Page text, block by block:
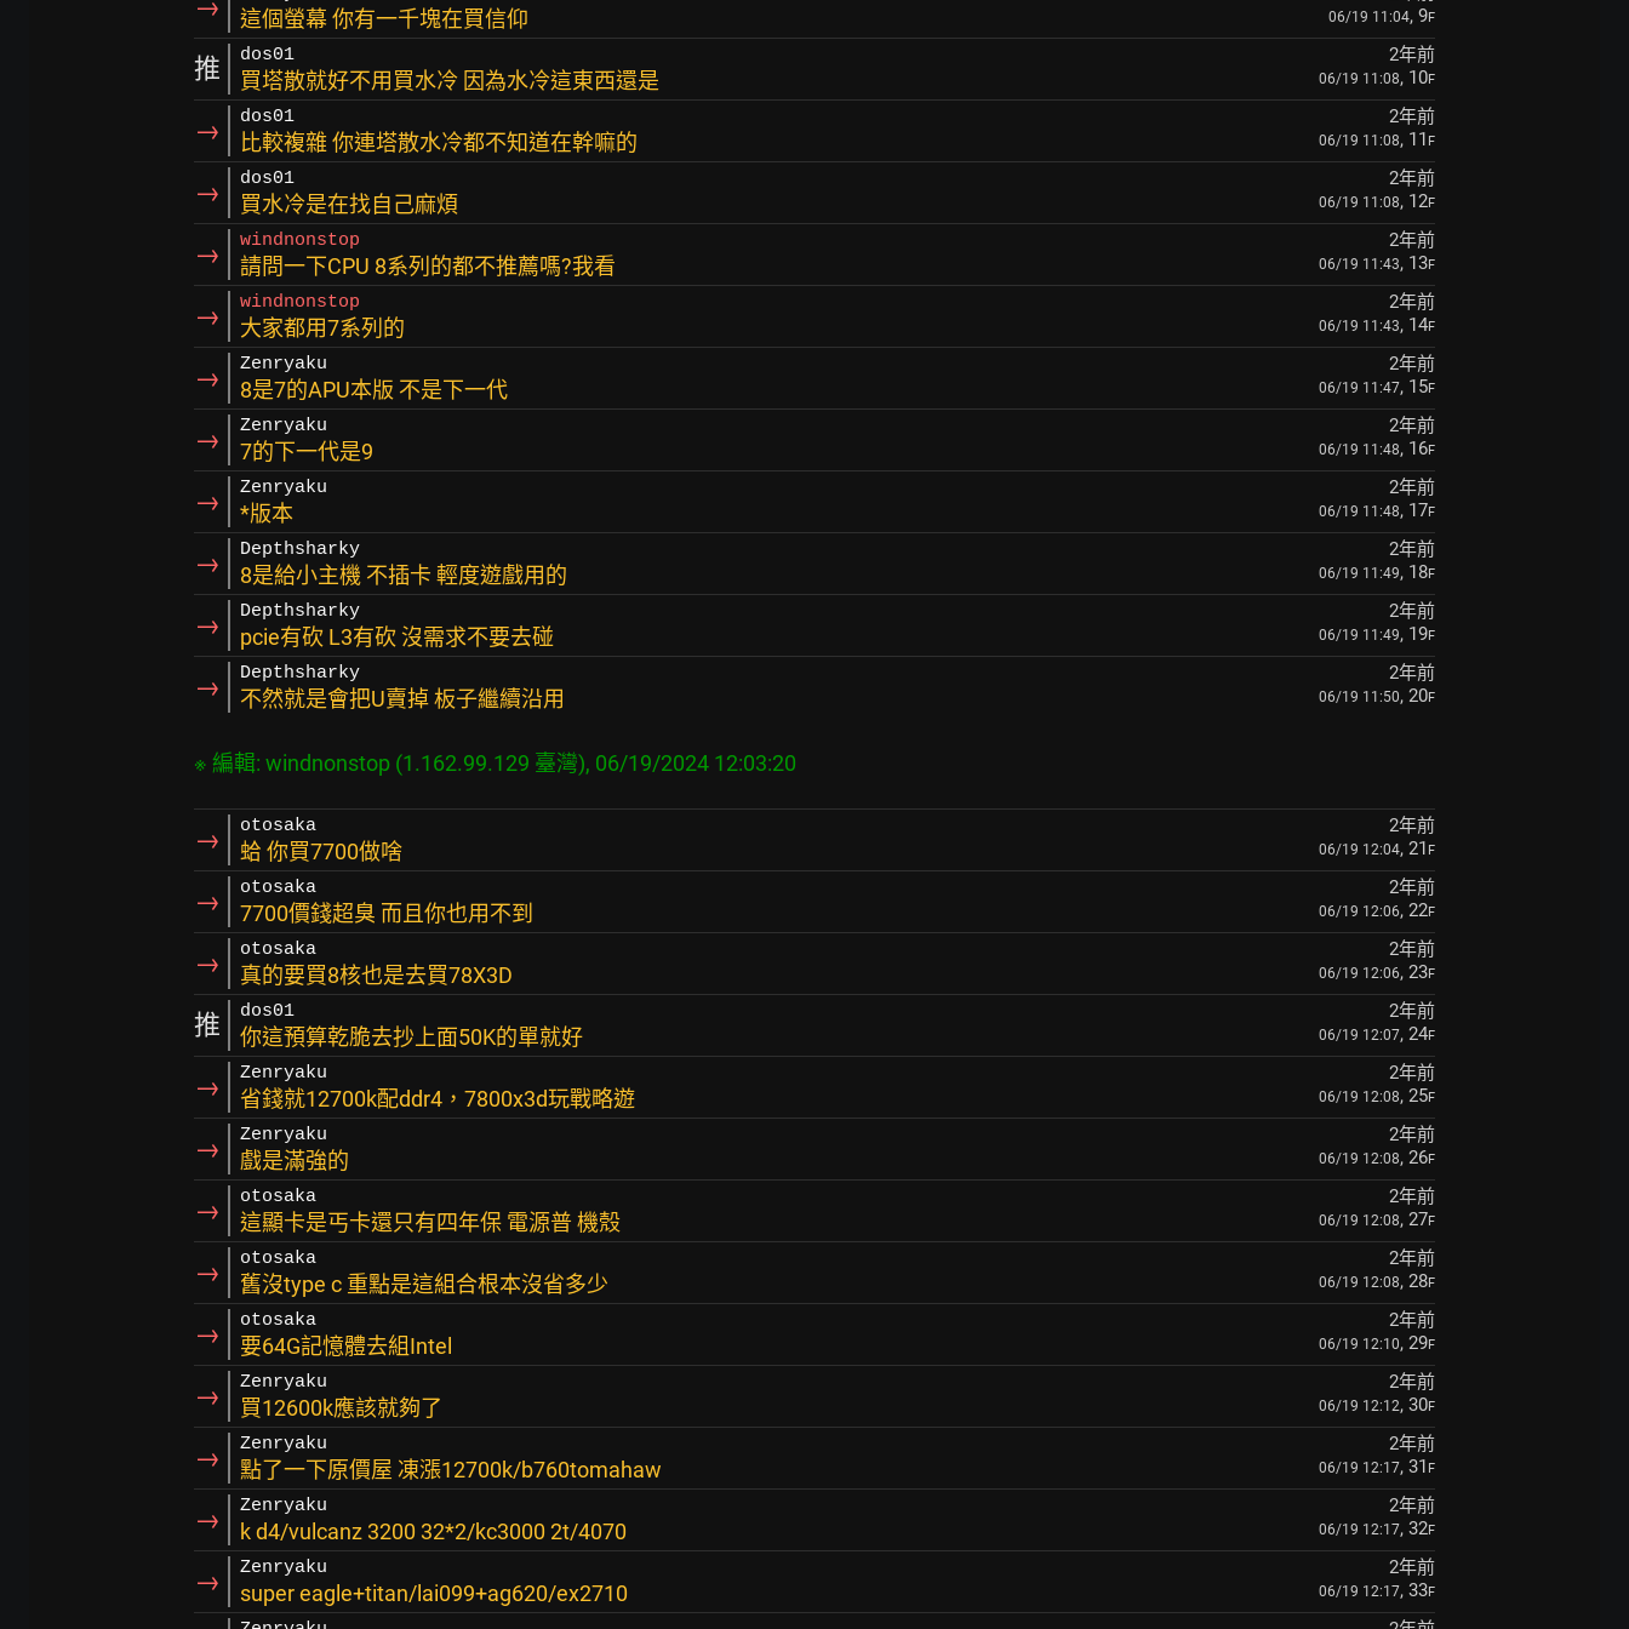
→ 這個螢幕 你有一千塊在買信仰 06/19 11:04, 9F
推 dos01 2年前
買塔散就好不用買水冷 因為水冷這東西還是 06/19 11:08, 10F
→ dos01 2年前
比較複雜 你連塔散水冷都不知道在幹嘛的 06/19 11:08, 11 F
→ dos01 2年前
買水冷是在找自己麻煩 06/19 11:08, 12F
→ windnonstop 2年前
請問一下CPU 8系列的都不推薦嗎?我看 06/19 11:43, 13F
→ windnonstop 2年前
大家都用7系列的 06/19 11:43, 14F
→ Zenryaku 2年前
8是7的APU本版 不是下一代 06/19 11:47, 15F
→ Zenryaku 2年前
7的下一代是9 06/19 11:48, 16F
→ Zenryaku 2年前
*版本 06/19 11:48, 17F
→ Depthsharky 2年前
8是給小主機 不插卡 輕度遊戲用的 06/19 11:49, 18F
→ Depthsharky 2年前
pcie有砍 L3有砍 沒需求不要去碰 06/19 11:49, 19F
→ Depthsharky 2年前
不然就是會把U賣掉 板子繼續沿用 06/19 11:50, 20F
→ otosaka 2年前
蛤 你買7700做啥 06/19 12:04, 21 F
→ otosaka 2年前
7700價錢超臭 而且你也用不到 06/19 12:06, 22F
→ otosaka 2年前
真的要買8核也是去買78X3D 06/19 12:06, 23F
推 dos01 2年前
你這預算乾脆去抄上面50K的單就好 06/19 12:07, 24F
→ Zenryaku 2年前
省錢就12700k配ddr4，7800x3d玩戰略遊 06/19 12:08, 25F
→ Zenryaku 2年前
戲是滿強的 06/19 12:08, 26F
→ otosaka 2年前
這顯卡是丐卡還只有四年保 電源普 機殼 06/19 12:08, 27F
→ otosaka 2年前
舊沒type c 重點是這組合根本沒省多少 06/19 12:08, 28F
→ otosaka 2年前
要64G記憶體去組Intel 06/19 12:10, 29F
→ Zenryaku 2年前
買12600k應該就夠了 06/19 12:12, 30F
→ Zenryaku 2年前
點了一下原價屋 凍漲12700k/b760tomahaw 06/19 12:17, 31 F
→ Zenryaku 2年前
k d4/vulcanz 3200 32*2/kc3000 2t/4070 06/19 12:17, 32F
→ Zenryaku 2年前
super eagle+titan/lai099+ag620/ex2710 06/19 12:17, 33F